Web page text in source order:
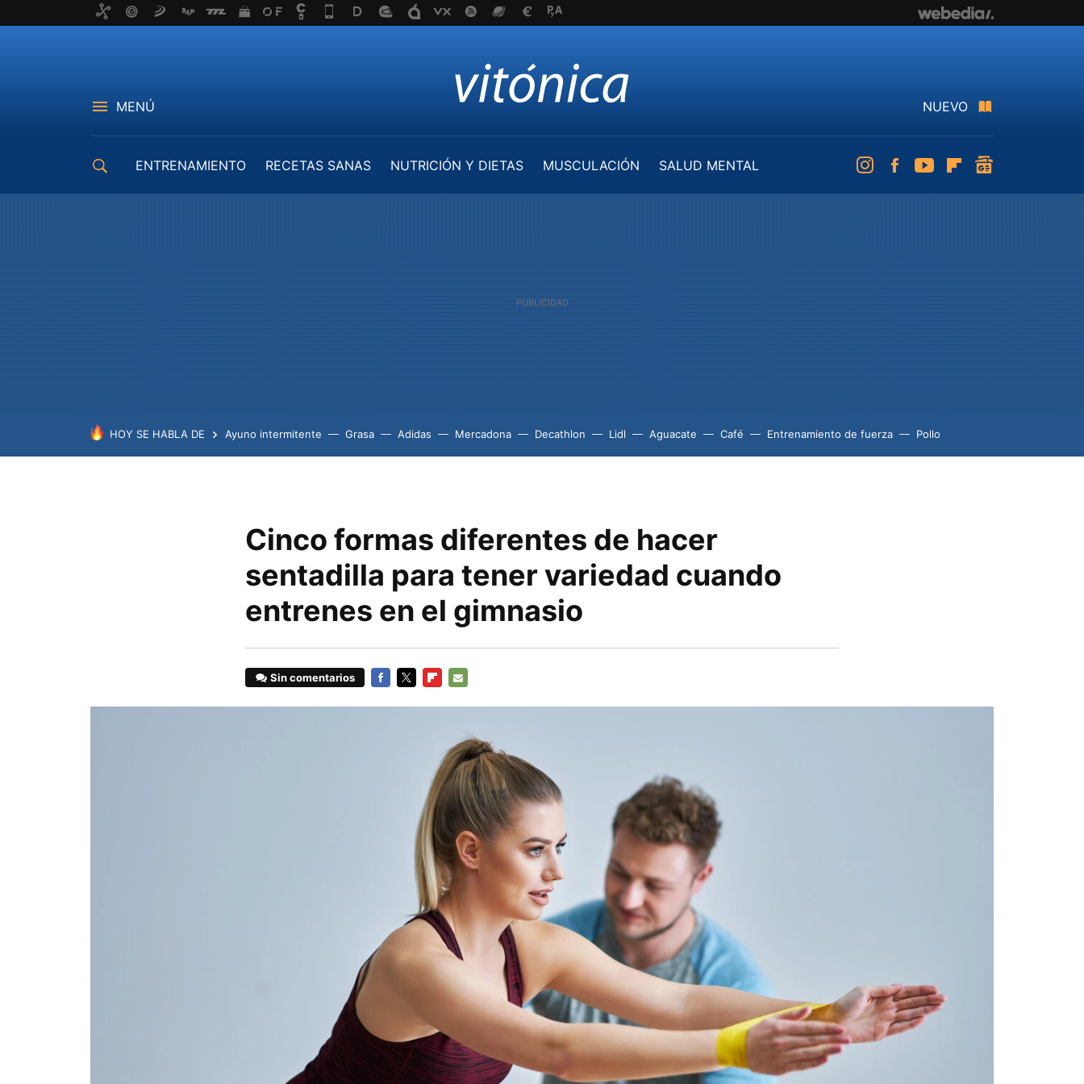
MENÚ NUEVO
ENTRENAMIENTO RECETAS SANAS NUTRICIÓN Y DIETAS MUSCULACIÓN
SALUD MENTAL
InstagramFacebookYoutubeFlipboard
HOY SE HABLA DE Ayuno intermitente Grasa Adidas Mercadona Decathlon Lidl Aguacate Café Entrenamiento de fuerza Pollo
Cinco formas diferentes de hacer
sentadilla para tener variedad cuando
entrenes en el gimnasio
Sin comentarios